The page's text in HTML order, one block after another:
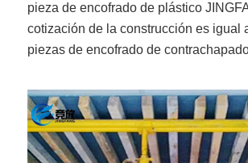
pieza de encofrado de plástico
cotización de la construcción es igual
piezas de encofrado de